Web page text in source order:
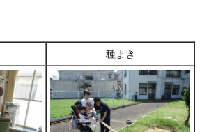
種まき